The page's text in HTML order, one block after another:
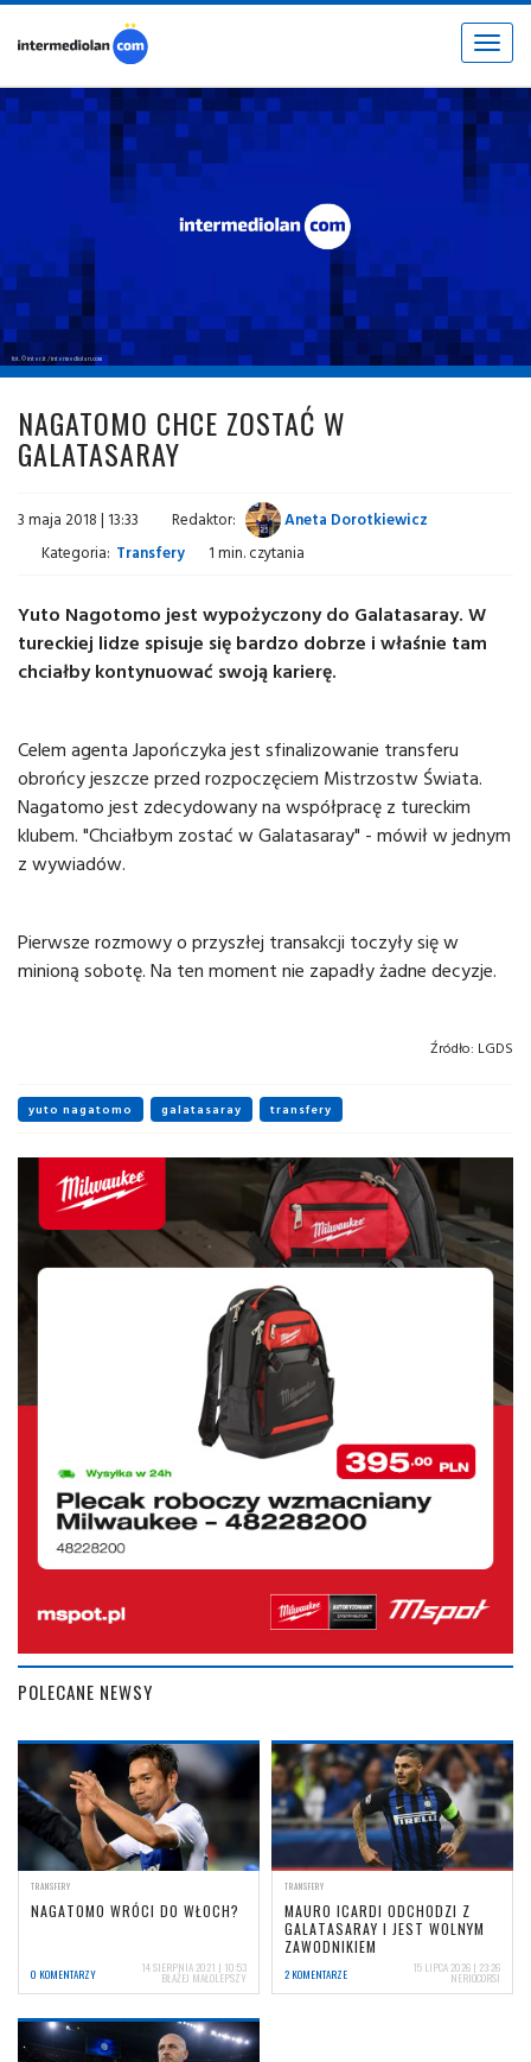
Toggle
fot. © inter.it / intermediolan.com
NAGATOMO CHCE ZOSTAĆ W
GALATASARAY
3 maja 2018 | 13:33 Redaktor:
Aneta Dorotkiewicz
Kategoria: Transfery 1 min. czytania
Yuto Nagotomo jest wypożyczony do Galatasaray. W
tureckiej lidze spisuje się bardzo dobrze i właśnie tam
chciałby kontynuować swoją karierę.
Celem agenta Japończyka jest sfinalizowanie transferu
obrońcy jeszcze przed rozpoczęciem Mistrzostw Świata.
Nagatomo jest zdecydowany na współpracę z tureckim
klubem. "Chciałbym zostać w Galatasaray" - mówił w jednym
z wywiadów.
Pierwsze rozmowy o przyszłej transakcji toczyły się w
minioną sobotę. Na ten moment nie zapadły żadne decyzje.
Źródło: LGDS
yuto nagatomo galatasaray transfery
POLECANE NEWSY
TRANSFERY
NAGATOMO WRÓCI DO WŁOCH?
0 KOMENTARZY 14 SIERPNIA 2021 | 10:53
BŁAŻEJ MAŁOLEPSZY
TRANSFERY
MAURO ICARDI ODCHODZI Z
GALATASARAY I JEST WOLNYM
ZAWODNIKIEM
2 KOMENTARZE 15 LIPCA 2026 | 23:26
NERIOCORSI